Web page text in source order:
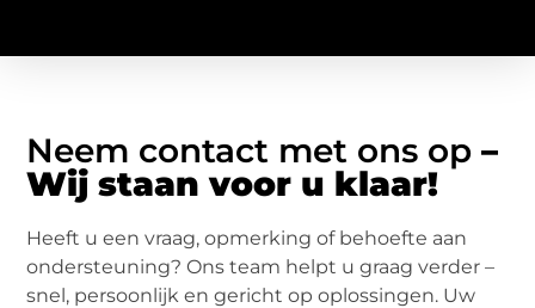
Neem contact met ons op–
Wij staan voor u klaar!
Heeft u een vraag, opmerking of behoefte aan
ondersteuning? Ons team helpt u graag verder –
snel, persoonlijk en gericht op oplossingen. Uw